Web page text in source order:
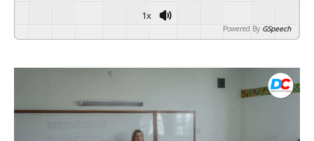
1x
Powered By GSpeech